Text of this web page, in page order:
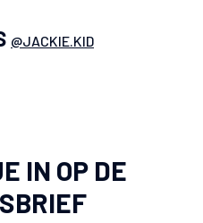
@JACKIE.KID
IN OP DE